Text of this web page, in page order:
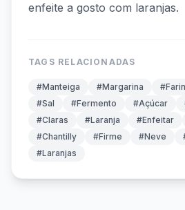
enfeite a gosto com laranjas.
TAGS RELACIONADAS
#Manteiga #Margarina
#Sal
#Fermento #Açúcar
#Claras
#Laranja #Enfeitar
#Chantilly
#Firme #Neve
#Laranjas